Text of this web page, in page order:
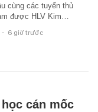
cùng các tuyển thủ
được HLV Kim…
- 6 giờ trước
cán mốc